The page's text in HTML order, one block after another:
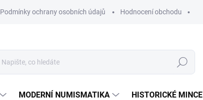
Podmínky ochrany osobních údajů Hodnocení obchodu
Hledat
MODERNÍ NUMISMATIKA HISTORICKÉ MINCE